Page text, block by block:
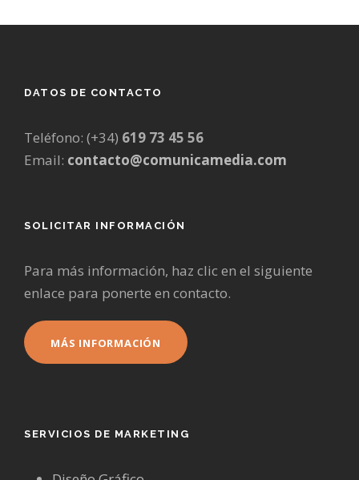
DATOS DE CONTACTO
Teléfono: (+34) 619 73 45 56
Email: contacto@comunicamedia.com
SOLICITAR INFORMACIÓN
Para más información, haz clic en el siguiente
enlace para ponerte en contacto.
MÁS INFORMACIÓN
SERVICIOS DE MARKETING